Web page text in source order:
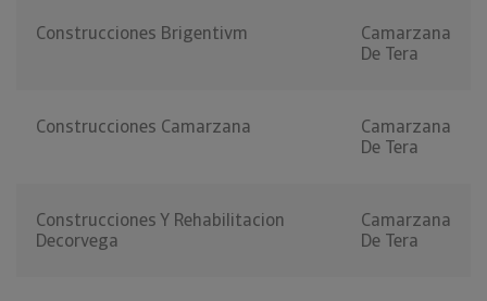
Construcciones Brigentivm
Camarzana
De Tera
Construcciones Camarzana
Camarzana
De Tera
Construcciones Y Rehabilitacion
Decorvega
Camarzana
De Tera